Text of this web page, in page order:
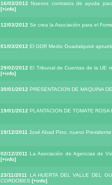
16/03/2012 Nuevos contratos de ayuda
[+info]
12/03/2012 Se crea la Asociación para el
01/03/2012 El GDR Medio Guadalquivir
29/02/2012 El Tribunal de Cuentas de la UE
[+info]
30/01/2012 PRESENTACION DE MAQUINA
19/01/2012 PLANTACION DE TOMATE
19/12/2011 José Abad Pino, nuevo
02/12/2011 La Asociación de Agencias de
[+info]
23/11/2011
LA HUERTA DEL VALLE DEL
CORDOBES [+info]